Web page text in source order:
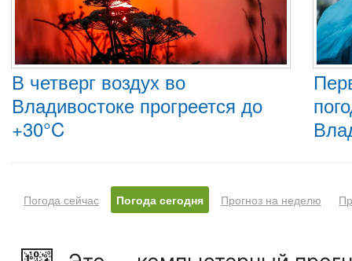
В четверг воздух во
Владивостоке прогреется до
+30°C
Погода сейчас Погода сегодня Прогноз на неделю